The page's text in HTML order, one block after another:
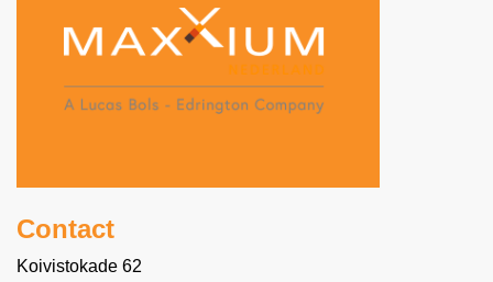
Contact
Koivistokade 62